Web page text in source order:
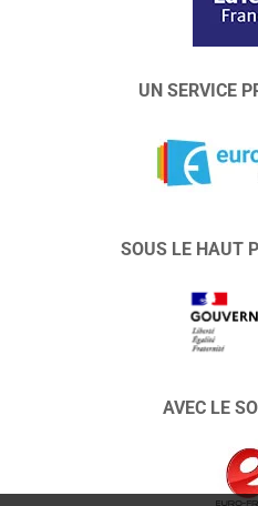
UN SERVICE
SOUS LE HAUT
AVEC LE